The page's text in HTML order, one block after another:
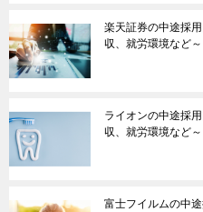
楽天証券の中途採
収、就労環境など～
ライオンの中途採
収、就労環境など～
富士フイルムの中